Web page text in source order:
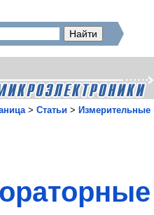
> Статьи >